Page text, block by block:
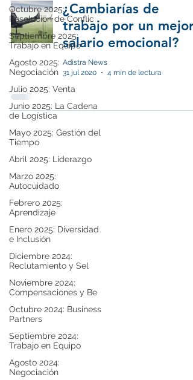
Octubre 2025:
Resolución de Conflic
Septiembre 2025:
Trabajo en Equipo
Agosto 2025:
Negociación
Julio 2025: Venta
Junio 2025: La Cadena
de Logística
Mayo 2025: Gestión del
Tiempo
Abril 2025: Liderazgo
Marzo 2025:
Autocuidado
Febrero 2025:
Aprendizaje
Enero 2025: Diversidad
e Inclusión
Diciembre 2024:
Reclutamiento y Sel
Noviembre 2024:
Compensaciones y Be
Octubre 2024: Business
Partners
Septiembre 2024:
Trabajo en Equipo
Agosto 2024:
Negociación
¿Cambiarías de
trabajo por un mejor
salario emocional?
Adistra News
31 jul 2020
4 min de lectura
Mejores personas, mejores resultados
+56 (2) 2231 3512
+56 (2) 2251 6231
​Las Urbinas 165, of. 302, Providencia
Santiago, Chile
Menú
Quienes Somos
Capacitación
Consultoría
Selección